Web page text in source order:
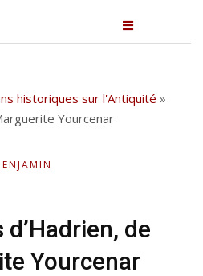
historiques sur l'Antiquité »
Yourcenar
de
Yourcenar